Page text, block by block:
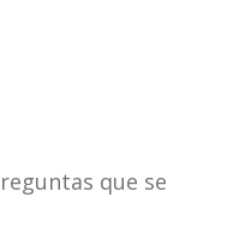
que se